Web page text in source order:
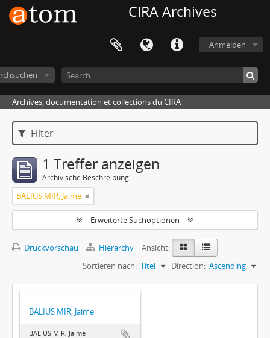
CIRA Archives
Anmelden
Archives, documentation et collections du CIRA
Filter
1 Treffer anzeigen
Archivische Beschreibung
BALIUS MIR, Jaime
Erweiterte Suchoptionen
Druckvorschau Hierarchy
Ansicht:
Sortieren nach: Titel Direction: Ascending
BALIUS MIR, Jaime
BALIUS MIR, Jaime